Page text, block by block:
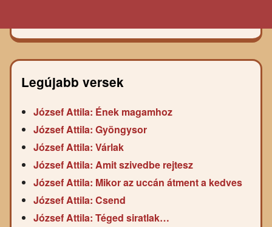
Legújabb versek
József Attila: Ének magamhoz
József Attila: Gyöngysor
József Attila: Várlak
József Attila: Amit szivedbe rejtesz
József Attila: Mikor az uccán átment a kedves
József Attila: Csend
József Attila: Téged siratlak…